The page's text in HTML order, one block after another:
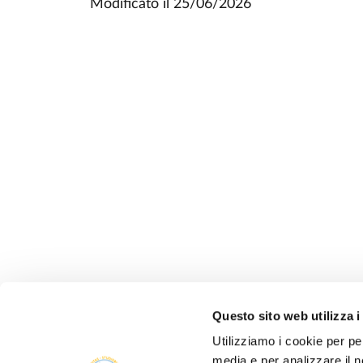
Questo sito web utilizza i
Utilizziamo i cookie per
Modificato il 25/06/2026